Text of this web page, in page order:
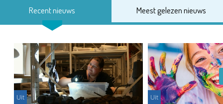
Recent nieuws Meest gelezen nieuws
Uit Uit